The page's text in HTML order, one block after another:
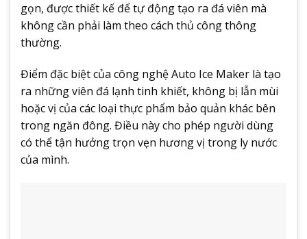
gọn, được thiết kế để tự động tạo ra đá viên mà
không cần phải làm theo cách thủ công thông
thường.
Điểm đặc biệt của công nghệ Auto Ice Maker là tạo
ra những viên đá lạnh tinh khiết, không bị lẫn mùi
hoặc vị của các loại thực phẩm bảo quản khác bên
trong ngăn đông. Điều này cho phép người dùng
có thể tận hưởng trọn vẹn hương vị trong ly nước
của mình.